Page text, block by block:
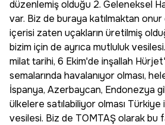
düzenlemiş olduğu 2. Geleneksel
var. Biz de buraya katılmaktan
içerisi zaten uçakların üretilmiş
bizim için de ayrıca mutluluk
milat tarihi, 6 Ekim'de inşallah
semalarında havalanıyor olması,
İspanya, Azerbaycan, Endonezya
ülkelere satılabiliyor olması Türkiye
vesilesi. Biz de TOMTAŞ olarak bu